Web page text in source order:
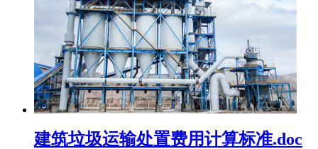
建筑垃圾运输处置费用计算标准.doc